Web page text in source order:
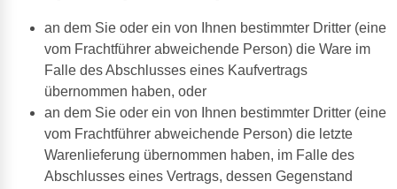
an dem Sie oder ein von Ihnen bestimmter Dritter (eine
vom Frachtführer abweichende Person) die Ware im
Falle des Abschlusses eines Kaufvertrags
übernommen haben, oder
an dem Sie oder ein von Ihnen bestimmter Dritter (eine
vom Frachtführer abweichende Person) die letzte
Warenlieferung übernommen haben, im Falle des
Abschlusses eines Vertrags, dessen Gegenstand